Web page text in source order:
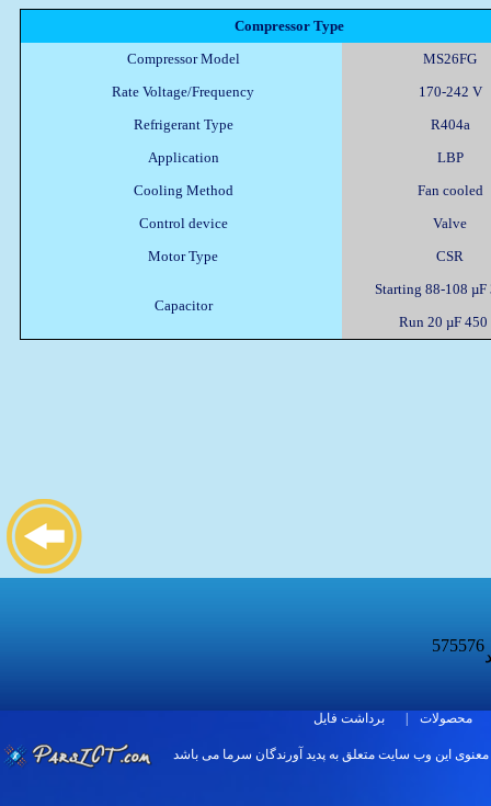
Compressor Type
Compressor Model
MS26FG
Rate Voltage/Frequency
170-242 V
Refrigerant Type
R404a
Application
LBP
Cooling Method
Fan cooled
Control device
Valve
Motor Type
CSR
Capacitor
Starting 88-108 µF
Run 20 µF 450
575576
برداشت فایل محصولات
اين وب سایت متعلق به پدید آورندگان سرما می باشد